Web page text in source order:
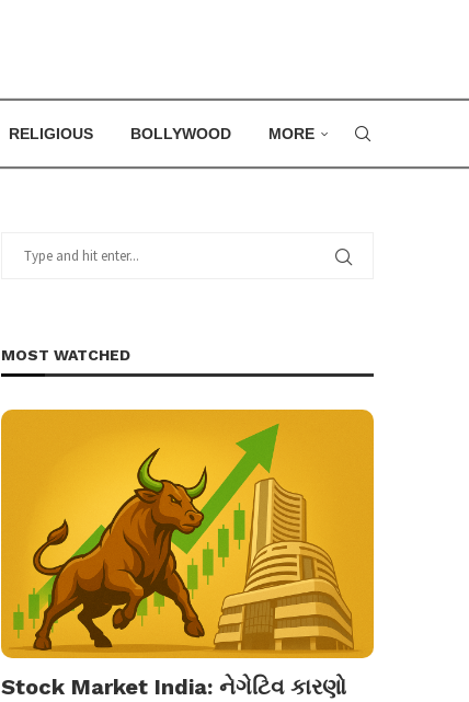
RELIGIOUS BOLLYWOOD MORE
MOST WATCHED
Stock Market India: નેગેટિવ કારણો